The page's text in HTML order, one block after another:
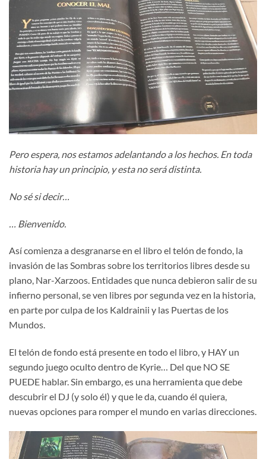
Pero espera, nos estamos adelantando a los hechos. En toda
historia hay un principio, y esta no será distinta.
No sé si decir…
… Bienvenido.
Así comienza a desgranarse en el libro el telón de fondo, la
invasión de las Sombras sobre los territorios libres desde su
plano, Nar-Xarzoos. Entidades que nunca debieron salir de su
infierno personal, se ven libres por segunda vez en la historia,
en parte por culpa de los Kaldrainii y las Puertas de los
Mundos.
El telón de fondo está presente en todo el libro, y HAY un
segundo juego oculto dentro de Kyrie… Del que NO SE
PUEDE hablar. Sin embargo, es una herramienta que debe
descubrir el DJ (y solo él) y que le da, cuando él quiera,
nuevas opciones para romper el mundo en varias direcciones.